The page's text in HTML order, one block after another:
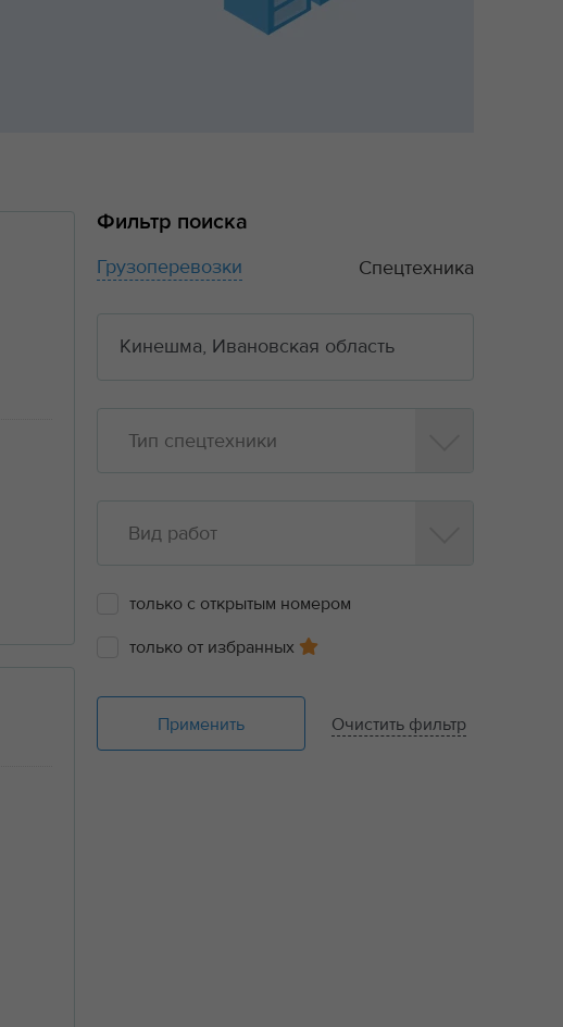
Фильтр поиска
Грузоперевозки Спецтехника
Тип спецтехники
Вид работ
только с открытым номером
только от избранных
Применить Очистить фильтр